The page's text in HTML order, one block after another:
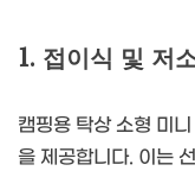
1. 접이식 및 저
캠핑용 탁상 소형 미
을 제공합니다. 이는